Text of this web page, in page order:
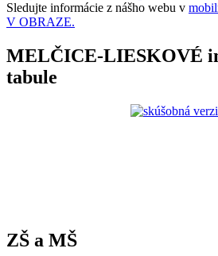
Sledujte informácie z nášho webu v
V OBRAZE.
MELČICE-LIESKOVÉ
tabule
ZŠ a MŠ